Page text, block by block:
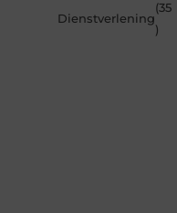
Dienstverlening
(35
)